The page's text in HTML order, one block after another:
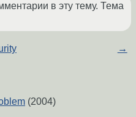
в эту тему. Тема
→
(2004)